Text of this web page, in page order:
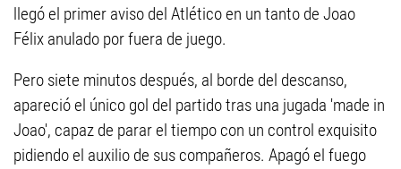
llegó el primer aviso del Atlético en un tanto de Joao
Félix anulado por fuera de juego.
Pero siete minutos después, al borde del descanso,
apareció el único gol del partido tras una jugada 'made in
Joao', capaz de parar el tiempo con un control exquisito
pidiendo el auxilio de sus compañeros. Apagó el fuego